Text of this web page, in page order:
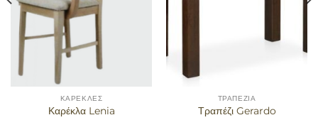
ΚΑΡΈΚΛΕΣ
Καρέκλα Lenia
ΤΡΑΠΈΖΙΑ
Τραπέζι Gerardo